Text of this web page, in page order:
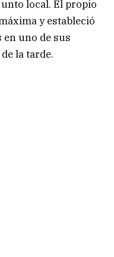
local. El propio
y estableció
en uno de sus
la tarde.